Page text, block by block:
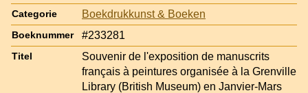
Categorie Boekdrukkunst & Boeken
Boeknummer #233281
Titel
Souvenir de l'exposition de manuscrits
français à peintures organisée à la Grenville
Library (British Museum) en Janvier-Mars